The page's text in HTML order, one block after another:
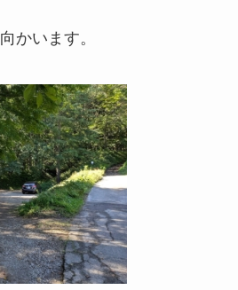
かいます。